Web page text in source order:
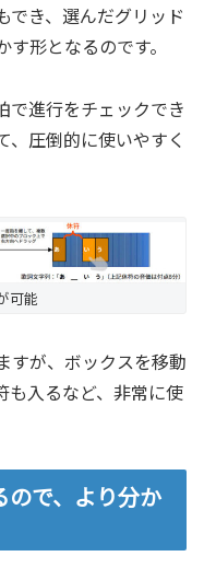
でき、選んだグリッド
形となるのです。
で進行をチェックでき
、圧倒的に使いやすく
可能
すが、ボックスを移動
も入るなど、非常に使
ので、より分か